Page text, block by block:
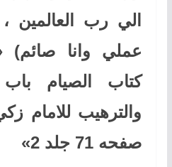
الي رب العالمين
عملي وانا صائم)
والترهيب للامام
صفحه 71 جلد 2
»